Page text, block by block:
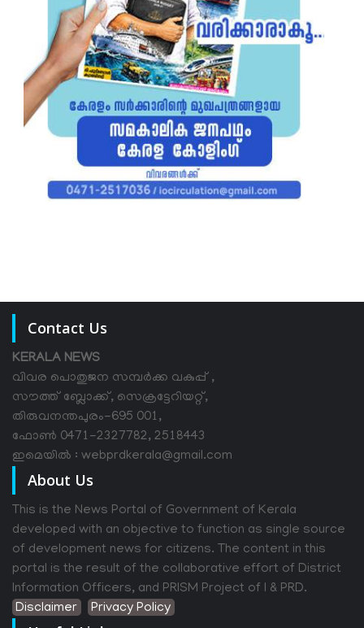
Contact Us
KERALA NEWS
വിവര പൊതുജന സമ്പര്‍ക്ക വകുപ്പ് ,
സൗത്ത് ബ്ലോക്ക്, സെക്രട്ടേറിയറ്റ്,
തിരുവനന്തപുരം-695 001,
ഫോൺ 0471-2327782, 2518443
ഇമെയിൽ : webprdkerala@gmail.com
About Us
This is the News Portal of Government of Kerala
developed with an objective to function as single source
of development news for citizens. The content in this
portal is the result of the collaborative effort of District
Information Officers, and PRISM Project of I & PRD.
Disclaimer
Privacy Policy